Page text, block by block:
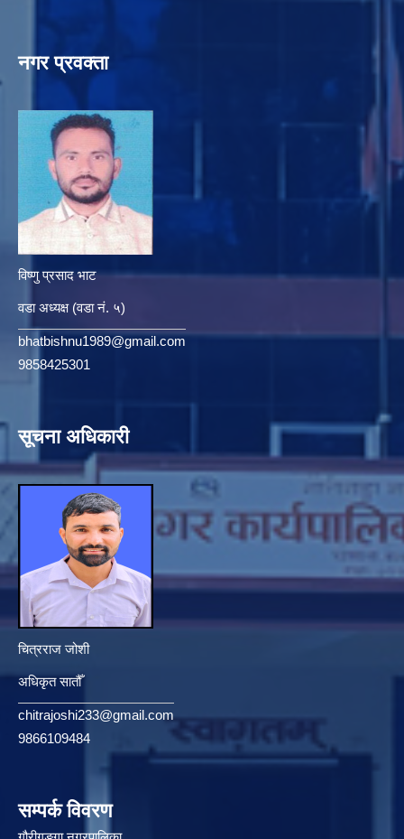
नगर प्रवक्ता
विष्णु प्रसाद भाट
वडा अध्यक्ष (वडा नं. ५)
bhatbishnu1989@gmail.com
9858425301
सूचना अधिकारी
चित्रराज जोशी
अधिकृत सातौँ
chitrajoshi233@gmail.com
9866109484
सम्पर्क विवरण